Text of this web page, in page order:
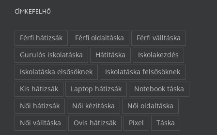
CÍMKEFELHŐ
Férfi hátizsák Férfi oldaltáska
Férfi válltáska
Gurulós iskolatáska
Hátitáska
Iskolakezdés
Iskolatáska elsősöknek
Iskolatáska felsősöknek
Kis hátizsák
Laptop hátizsák
Notebook táska
Női hátizsák
Női kézitáska
Női oldaltáska
Női válltáska
Ovis hátizsák Pixel Táska